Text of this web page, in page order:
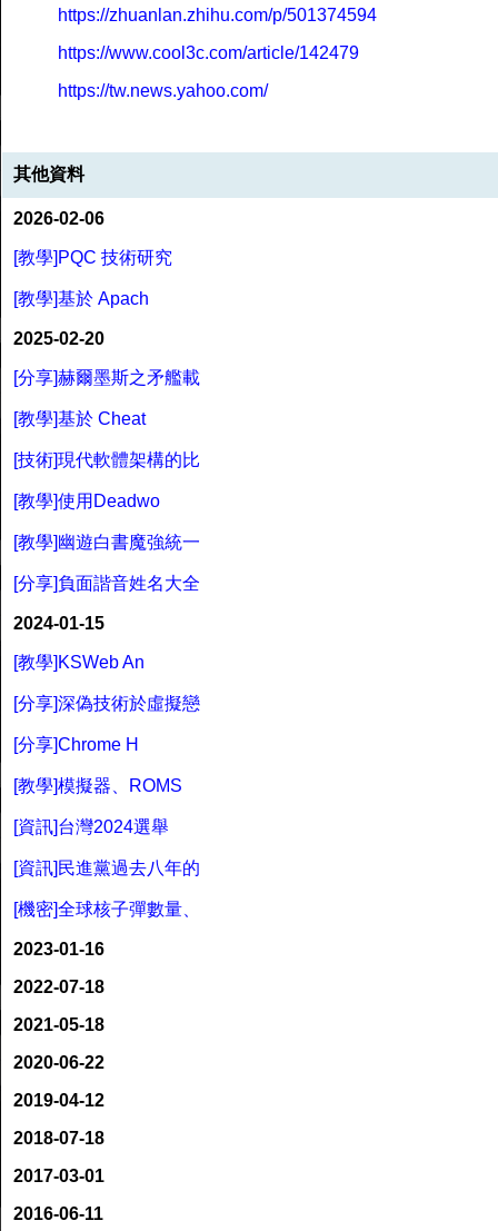
https://zhuanlan.zhihu.com/p/501374594
https://www.cool3c.com/article/142479
https://tw.news.yahoo.com/
其他資料
2026-02-06
[教學]PQC 技術研究
[教學]基於 Apach
2025-02-20
[分享]赫爾墨斯之矛艦載
[教學]基於 Cheat
[技術]現代軟體架構的比
[教學]使用Deadwo
[教學]幽遊白書魔強統一
[分享]負面諧音姓名大全
2024-01-15
[教學]KSWeb An
[分享]深偽技術於虛擬戀
[分享]Chrome H
[教學]模擬器、ROMS
[資訊]台灣2024選舉
[資訊]民進黨過去八年的
[機密]全球核子彈數量、
2023-01-16
2022-07-18
2021-05-18
2020-06-22
2019-04-12
2018-07-18
2017-03-01
2016-06-11